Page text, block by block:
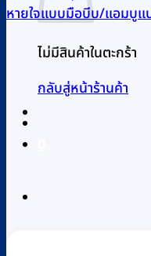
ไม่มีสินค้าในตะกร้า
กลับสู่หน้าร้านค้า
หายใจแบบมือบีบ/แอมบู